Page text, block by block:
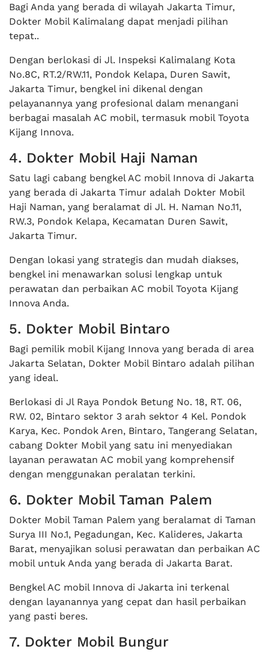
Bagi Anda yang berada di wilayah Jakarta Timur,
Dokter Mobil Kalimalang dapat menjadi pilihan
tepat..
Dengan berlokasi di Jl. Inspeksi Kalimalang Kota
No.8C, RT.2/RW.11, Pondok Kelapa, Duren Sawit,
Jakarta Timur, bengkel ini dikenal dengan
pelayanannya yang profesional dalam menangani
berbagai masalah AC mobil, termasuk mobil Toyota
Kijang Innova.
4. Dokter Mobil Haji Naman
Satu lagi cabang bengkel AC mobil Innova di Jakarta
yang berada di Jakarta Timur adalah Dokter Mobil
Haji Naman, yang beralamat di Jl. H. Naman No.11,
RW.3, Pondok Kelapa, Kecamatan Duren Sawit,
Jakarta Timur.
Dengan lokasi yang strategis dan mudah diakses,
bengkel ini menawarkan solusi lengkap untuk
perawatan dan perbaikan AC mobil Toyota Kijang
Innova Anda.
5. Dokter Mobil Bintaro
Bagi pemilik mobil Kijang Innova yang berada di area
Jakarta Selatan, Dokter Mobil Bintaro adalah pilihan
yang ideal.
Berlokasi di Jl Raya Pondok Betung No. 18, RT. 06,
RW. 02, Bintaro sektor 3 arah sektor 4 Kel. Pondok
Karya, Kec. Pondok Aren, Bintaro, Tangerang Selatan,
cabang Dokter Mobil yang satu ini menyediakan
layanan perawatan AC mobil yang komprehensif
dengan menggunakan peralatan terkini.
6. Dokter Mobil Taman Palem
Dokter Mobil Taman Palem yang beralamat di Taman
Surya III No.1, Pegadungan, Kec. Kalideres, Jakarta
Barat, menyajikan solusi perawatan dan perbaikan AC
mobil untuk Anda yang berada di Jakarta Barat.
Bengkel AC mobil Innova di Jakarta ini terkenal
dengan layanannya yang cepat dan hasil perbaikan
yang pasti beres.
7. Dokter Mobil Bungur